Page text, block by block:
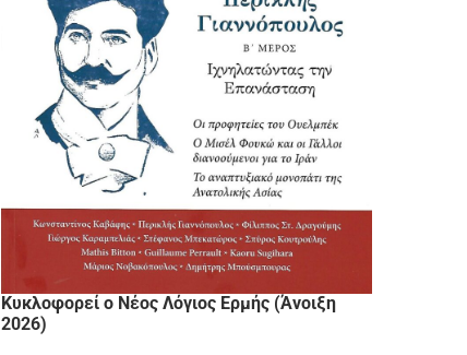
Κυκλοφορεί ο Νέος Λόγιος Ερμής (Άνοιξη
2026)